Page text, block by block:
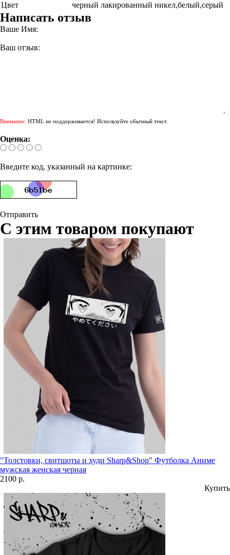
Цвет
черный лакированный никел,белый,серый
Написать отзыв
Ваше Имя:
Ваш отзыв:
Внимание: HTML не поддерживается! Используйте обычный текст.
Оценка:
Введите код, указанный на картинке:
Отправить
С этим товаром покупают
"Толстовки, свитшоты и худи Sharp&Shop" Футболка Аниме
мужская женская черная
2100 р.
Купить